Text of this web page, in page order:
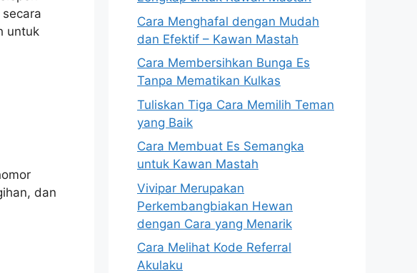
untuk
dan
Cara Menghafal dengan Mudah
dan Efektif – Kawan Mastah
Cara Membersihkan Bunga Es
Tanpa Mematikan Kulkas
Tuliskan Tiga Cara Memilih Teman
yang Baik
Cara Membuat Es Semangka
untuk Kawan Mastah
Vivipar Merupakan
Perkembangbiakan Hewan
dengan Cara yang Menarik
Cara Melihat Kode Referral
Akulaku